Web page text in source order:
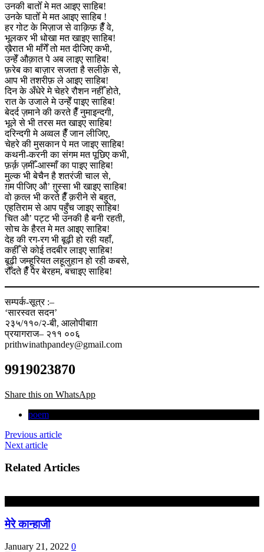
उनकी बातोँ मे मत आइए साहिब!
उनके घातोँ मे मत आइए साहिब !
हर गोट के मिज़ाज से वाक़िफ़ हैँ वे,
भूलकर भी धोखा मत खाइए साहिब!
ख़ैरात भी माँगेँ तो मत दीजिए कभी,
उन्हेँ औक़ात पे अब लाइए साहिब!
फ़रेब का बाज़ार सजता है सलीक़े से,
आप भी तशरीफ़ ले आइए साहिब!
दिन के अँधेरे मे चेहरे रौशन नहीँ होते,
रात के उजाले मे उन्हेँ पाइए साहिब!
बेदर्द ज़माने की करते हैँ नुमाइन्दगी,
भूले से भी तरस मत खाइए साहिब!
दरिन्दगी मे अव्वल हैँ जान लीजिए,
चेहरे की मुसकान पे मत जाइए साहिब!
कथनी-करनी का संगम मत पूछिए कभी,
फ़र्क़ ज़मीँ-आस्माँ का पाइए साहिब!
मुल्क भी बेचैन है शतरंजी चाल से,
ग़म पीजिए औ’ ग़ुस्सा भी खाइए साहिब!
वो क़त्ल भी करते हैँ क़रीने से बहुत,
एहतिराम से आप पहुँच जाइए साहिब!
चित औ’ पट्ट भी उनकी है बनी रहती,
सोच के हैरत मे मत आइए साहिब!
देह की रग-रग भी बूढ़ी हो रही यहाँ,
कहीँ से कोई तदबीर लाइए साहिब!
बूढ़ी जम्हूरियत लहूलुहान हो रही कबसे,
रौँदते हैँ पैर बेरहम, बचाइए साहिब!
सम्पर्क-सूत्र :–
‘सारस्वत सदन’
२३५/११०/२-बी, आलोपीबाग़
प्रयागराज– २११ ००६
prithwinathpandey@gmail.com
9919023870
Share this on WhatsApp
poem
Previous article
Next article
Related Articles
मेरे कान्हाजी
January 21, 2022 0